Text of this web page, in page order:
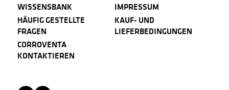
WISSENSBANK
HÄUFIG GESTELLTE
FRAGEN
CORROVENTA
KONTAKTIEREN
IMPRESSUM
KAUF- UND
LIEFERBEDINGUNGEN